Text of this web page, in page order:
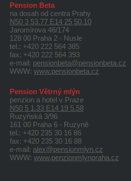
Pension Beta
na dosah od centra Prahy
N50 3 53.77 E14 25 50.10
Jaromírova 46/174
128 00 Praha 2 - Nusle
tel.: +420 222 564 385
fax: +420 222 564 393
e-mail: pensionbeta@pensionbeta.cz
WWW: www.pensionbeta.cz
Pension Větrný mlýn
penzion a hotel v Praze
N50 5 1.33 E14 19 5.58
Ruzyňská 3/96
161 00 Praha 6 - Ruzyně
tel.: +420 235 30 16 86
fax: +420 235 30 16 88
e-mail: alex@pensionmlyn.cz
WWW: www.penzionmlynpraha.cz